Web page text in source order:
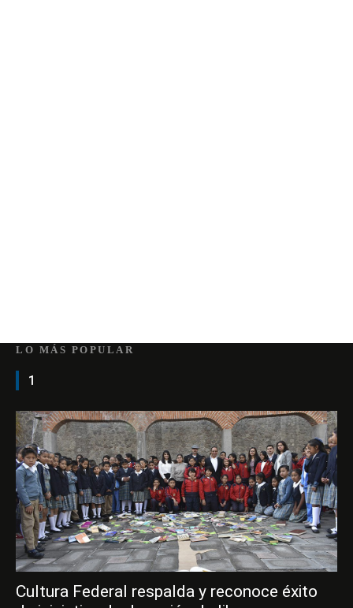
LO MÁS POPULAR
1
Cultura Federal respalda y reconoce éxito